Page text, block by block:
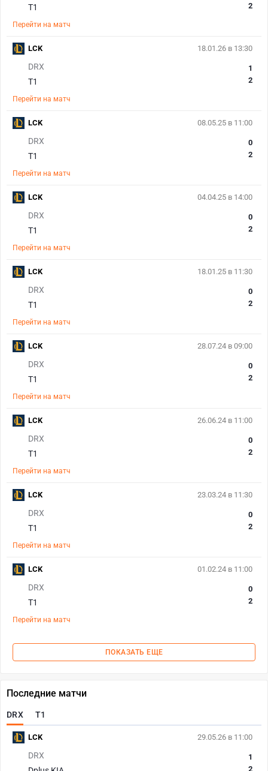
T1
2
Перейти на матч
18.01.26 в 13:30
DRX
T1
1
2
Перейти на матч
LCK
08.05.25 в 11:00
DRX
T1
0
2
Перейти на матч
LCK
04.04.25 в 14:00
DRX
T1
0
2
Перейти на матч
LCK
18.01.25 в 11:30
DRX
T1
0
2
Перейти на матч
LCK
28.07.24 в 09:00
DRX
T1
0
2
Перейти на матч
LCK
26.06.24 в 11:00
DRX
T1
0
2
Перейти на матч
LCK
23.03.24 в 11:30
DRX
T1
0
2
Перейти на матч
LCK
01.02.24 в 11:00
DRX
T1
0
2
Перейти на матч
LCK
ПОКАЗАТЬ ЕЩЕ
Последние матчи
DRX T1
29.05.26 в 11:00
DRX
1
2
LCK